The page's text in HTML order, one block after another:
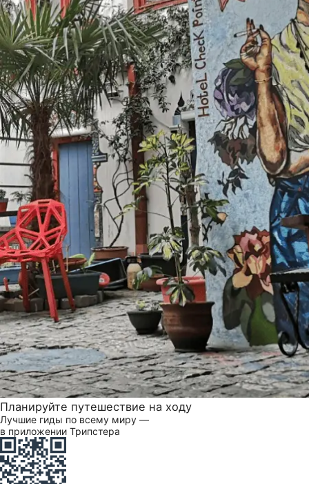
Планируйте путешествие на ходу
Лучшие гиды по всему миру —
в приложении Трипстера